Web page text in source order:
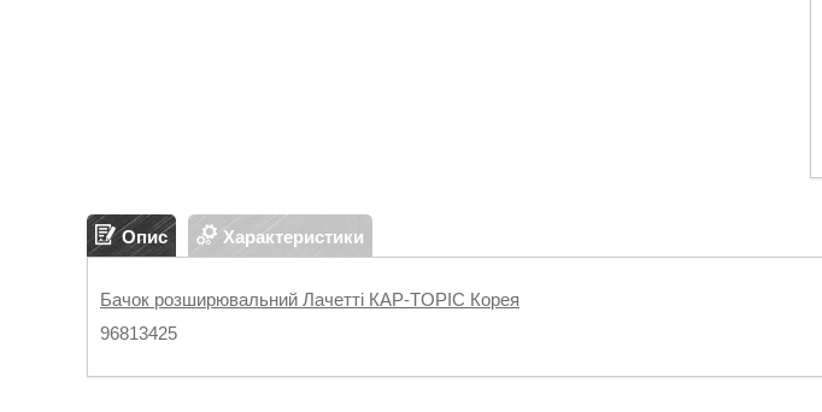
Опис Характеристики
Бачок розширювальний Лачетті КАР-TOPIC Корея
96813425